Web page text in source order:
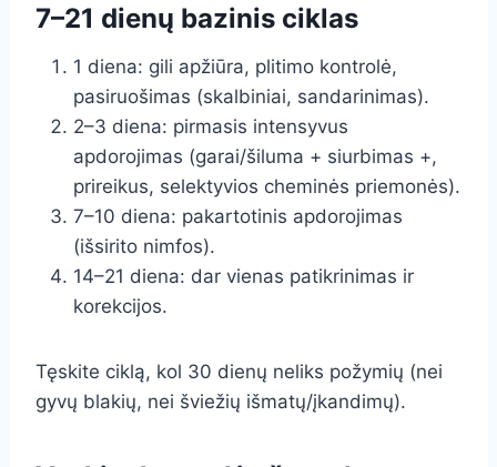
7–21 dienų bazinis ciklas
1 diena: gili apžiūra, plitimo kontrolė,
pasiruošimas (skalbiniai, sandarinimas).
2–3 diena: pirmasis intensyvus
apdorojimas (garai/šiluma + siurbimas +,
prireikus, selektyvios cheminės priemonės).
7–10 diena: pakartotinis apdorojimas
(išsirito nimfos).
14–21 diena: dar vienas patikrinimas ir
korekcijos.
Tęskite ciklą, kol 30 dienų neliks požymių (nei
gyvų blakių, nei šviežių išmatų/įkandimų).